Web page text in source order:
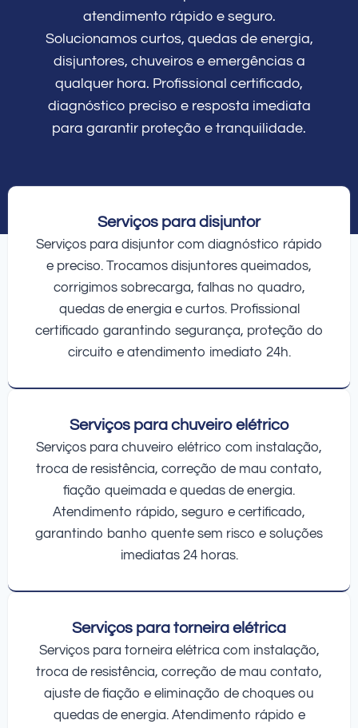
atendimento rápido e seguro.
Solucionamos curtos, quedas de energia,
disjuntores, chuveiros e emergências a
qualquer hora. Profissional certificado,
diagnóstico preciso e resposta imediata
para garantir proteção e tranquilidade.
Serviços para disjuntor
Serviços para disjuntor com diagnóstico rápido
e preciso. Trocamos disjuntores queimados,
corrigimos sobrecarga, falhas no quadro,
quedas de energia e curtos. Profissional
certificado garantindo segurança, proteção do
circuito e atendimento imediato 24h.
Serviços para chuveiro elétrico
Serviços para chuveiro elétrico com instalação,
troca de resistência, correção de mau contato,
fiação queimada e quedas de energia.
Atendimento rápido, seguro e certificado,
garantindo banho quente sem risco e soluções
imediatas 24 horas.
Serviços para torneira elétrica
Serviços para torneira elétrica com instalação,
troca de resistência, correção de mau contato,
ajuste de fiação e eliminação de choques ou
quedas de energia. Atendimento rápido e